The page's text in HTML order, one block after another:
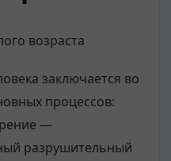
возраста
заключается во
процессов:
—
разрушительный